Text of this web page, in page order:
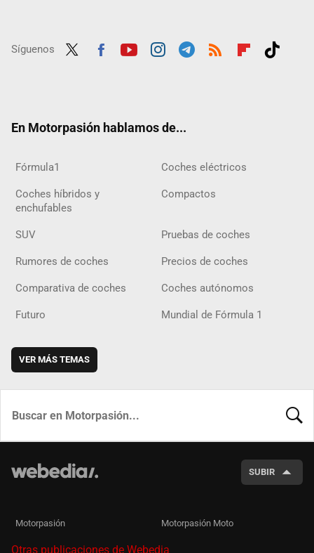
Síguenos
En Motorpasión hablamos de...
Fórmula1 Coches eléctricos
Coches híbridos y
enchufables
Compactos
SUV Pruebas de coches
Rumores de coches Precios de coches
Comparativa de coches Coches autónomos
Futuro Mundial de Fórmula 1
VER MÁS TEMAS
SUBIR
Motorpasión Motorpasión Moto
Otras publicaciones de Webedia